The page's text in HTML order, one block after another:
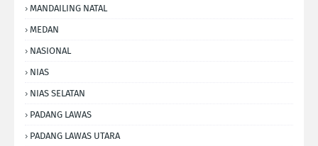
MANDAILING NATAL
MEDAN
NASIONAL
NIAS
NIAS SELATAN
PADANG LAWAS
PADANG LAWAS UTARA